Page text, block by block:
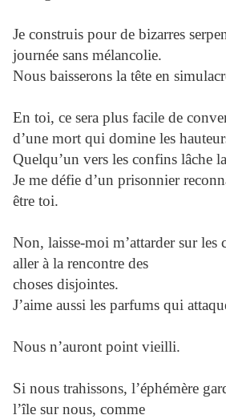
Je construis pour de bizarres
journée sans mélancolie.
Nous baisserons la tête en
En toi, ce sera plus facile de
d’une mort qui domine les
Quelqu’un vers les confins lâche
Je me défie d’un prisonnier
être toi.
Non, laisse-moi m’attarder sur les
aller à la rencontre des
choses disjointes.
J’aime aussi les parfums qui
Nous n’auront point vieilli.
Si nous trahissons, l’éphémère
l’île sur nous, comme